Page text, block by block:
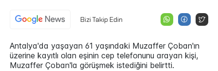
Bizi Takip Edin
Antalya'da yaşayan 61 yaşındaki Muzaffer Çoban'ın
üzerine kayıtlı olan eşinin cep telefonunu arayan kişi,
Muzaffer Çoban'la görüşmek istediğini belirtti.